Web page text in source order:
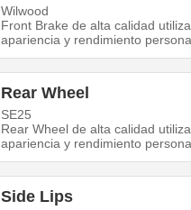
Wilwood
Front Brake de alta calidad
apariencia y rendimiento
Rear Wheel
SE25
Rear Wheel de alta calidad
apariencia y rendimiento
Side Lips